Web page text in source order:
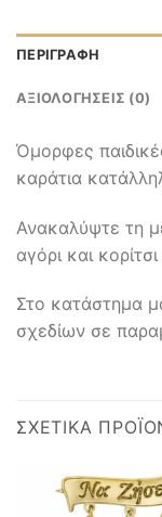
ΠΕΡΙΓΡΑΦΉ
ΑΞΙΟΛΟΓΉΣΕΙΣ (0)
Όμορφες
καράτια
Ανακαλύψτε τη
αγόρι και κορίτσι
Στο κατάστημα
σχεδίων σε
ΣΧΕΤΙΚΆ